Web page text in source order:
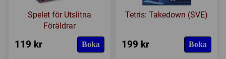
Spelet för Utslitna
Föräldrar
119 kr Boka
Tetris: Takedown (SVE)
199 kr Boka